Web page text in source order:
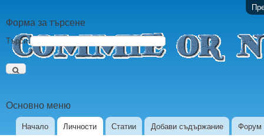
Основно меню
Начало Личности Статии Добави съдържание Форум
Форма за търсене
Търси